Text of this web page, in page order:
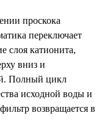
проскока
переключает
слоя катионита,
вниз и
Полный цикл
исходной воды и
возвращается в